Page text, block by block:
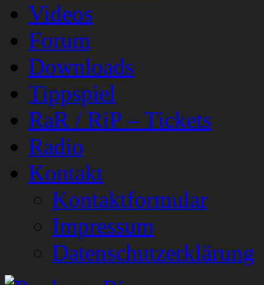
Videos
Forum
Downloads
Tippspiel
RaR / RiP – Tickets
Radio
Kontakt
Kontaktformular
Impressum
Datenschutzerklärung